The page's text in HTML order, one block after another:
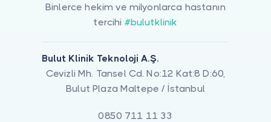
Binlerce hekim ve milyonlarca hastanın
tercihi #bulutklinik
Bulut Klinik Teknoloji A.Ş.
Cevizli Mh. Tansel Cd. No:12 Kat:8 D:60,
Bulut Plaza Maltepe / İstanbul
0850 711 11 33